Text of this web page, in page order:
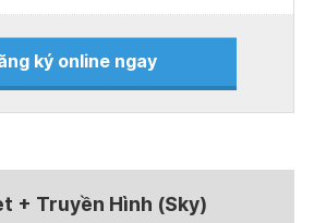
ký online ngay
+ Truyền Hình (Sky)